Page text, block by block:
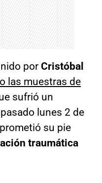
por Cristóbal
las muestras de
sufrió un
lunes 2 de
su pie
traumática